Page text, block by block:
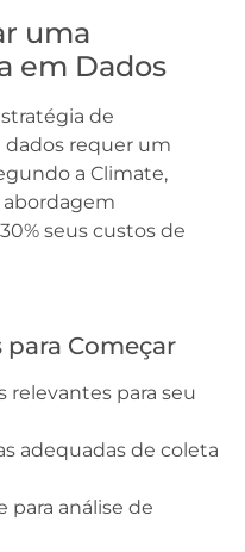
uma
em Dados
de
requer um
a Climate,
seus custos de
Começar
relevantes para seu
adequadas de coleta
para análise de